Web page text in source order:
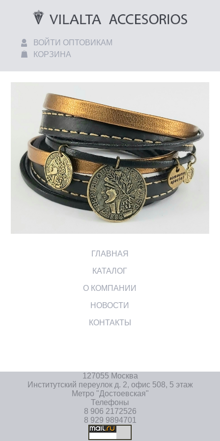
ВОЙТИ ОПТОВИКАМ
КОРЗИНА
ГЛАВНАЯ
КАТАЛОГ
О КОМПАНИИ
НОВОСТИ
КОНТАКТЫ
127055 Москва
Институтский переулок д. 2, офис 508, 5 этаж
Метро "Достоевская"
Телефоны
8 906 2172526
8 929 9894701